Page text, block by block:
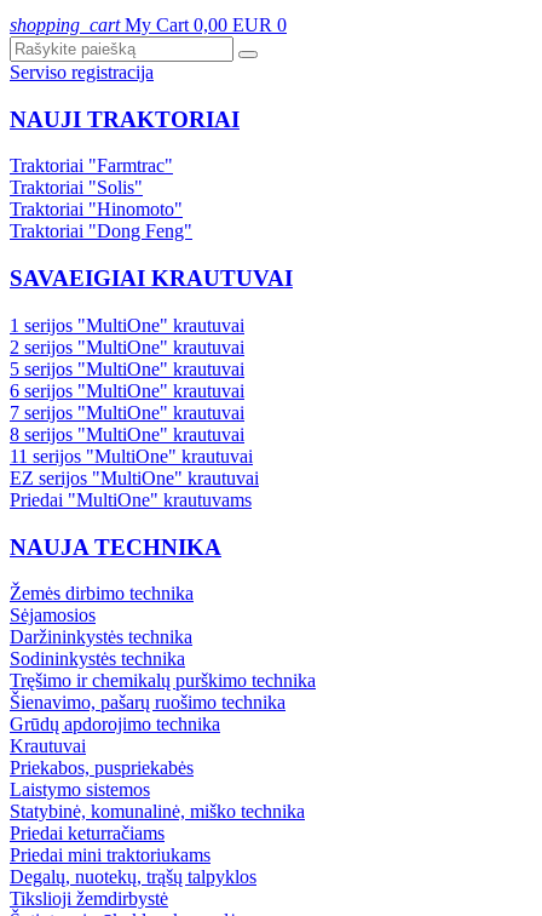
shopping_cart My Cart 0,00 EUR 0
Serviso registracija
NAUJI TRAKTORIAI
Traktoriai "Farmtrac"
Traktoriai "Solis"
Traktoriai "Hinomoto"
Traktoriai "Dong Feng"
SAVAEIGIAI KRAUTUVAI
1 serijos "MultiOne" krautuvai
2 serijos "MultiOne" krautuvai
5 serijos "MultiOne" krautuvai
6 serijos "MultiOne" krautuvai
7 serijos "MultiOne" krautuvai
8 serijos "MultiOne" krautuvai
11 serijos "MultiOne" krautuvai
EZ serijos "MultiOne" krautuvai
Priedai "MultiOne" krautuvams
NAUJA TECHNIKA
Žemės dirbimo technika
Sėjamosios
Daržininkystės technika
Sodininkystės technika
Tręšimo ir chemikalų purškimo technika
Šienavimo, pašarų ruošimo technika
Grūdų apdorojimo technika
Krautuvai
Priekabos, puspriekabės
Laistymo sistemos
Statybinė, komunalinė, miško technika
Priedai keturračiams
Priedai mini traktoriukams
Degalų, nuotekų, trąšų talpyklos
Tikslioji žemdirbystė